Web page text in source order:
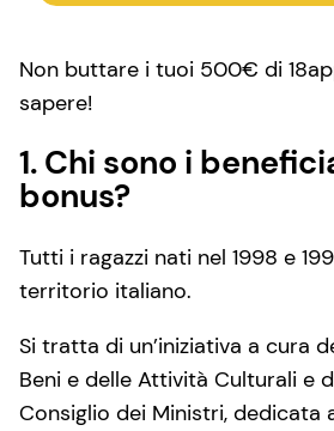
Non buttare i tuoi 500€ di
sapere!
1. Chi sono i
bonus?
Tutti i ragazzi nati nel 1998 e
territorio italiano.
Si tratta di un’iniziativa a cura
Beni e delle Attività Culturali e
Consiglio dei Ministri, dedicata